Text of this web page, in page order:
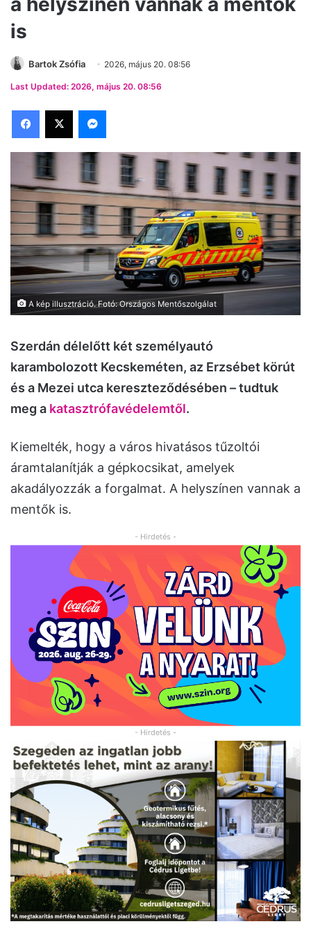
is
Bartok Zsófia 2026, május 20. 08:56
Last Updated: 2026, május 20. 08:56
Facebook
X Messenger
A kép illusztráció. Fotó: Országos Mentőszolgálat
Szerdán délelőtt két személyautó
karambolozott Kecskeméten, az Erzsébet körút
és a Mezei utca kereszteződésében – tudtuk
meg a katasztrófavédelemtől.
Kiemelték, hogy a város hivatásos tűzoltói
áramtalanítják a gépkocsikat, amelyek
akadályozzák a forgalmat. A helyszínen vannak a
mentők is.
- Hirdetés -
- Hirdetés -